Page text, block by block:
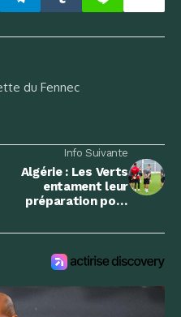
du Fennec
Info Suivante
Algérie : Les Verts
entament leur
préparation pour